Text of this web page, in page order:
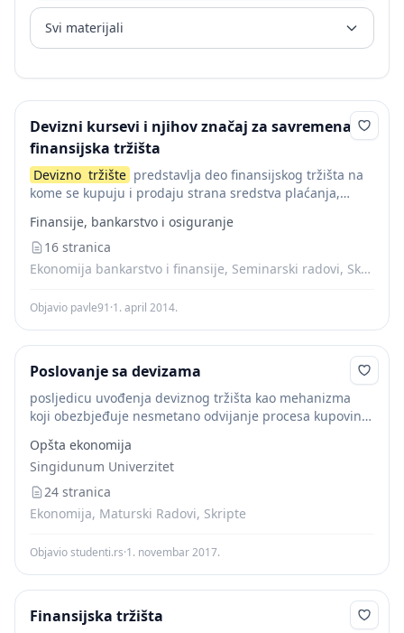
Svi materijali
Devizni kursevi i njihov značaj za savremena
finansijska tržišta
Devizno tržište predstavlja deo finansijskog tržišta na
kome se kupuju i prodaju strana sredstva plaćanja,
okviru intervencionističkih tačaka i upravlja deviznim
nacionalnim...
Finansije, bankarstvo i osiguranje
16 stranica
Ekonomija bankarstvo i finansije, Seminarski radovi, Skripte
Objavio pavle91·1. april 2014.
Poslovanje sa devizama
posljedicu uvođenja deviznog tržišta kao mehanizma
koji obezbjeđuje nesmetano odvijanje procesa kupovine
tržište na kojem se 2 Alijagić M. : Monetarne finansije...
Opšta ekonomija
Singidunum Univerzitet
24 stranica
Ekonomija, Maturski Radovi, Skripte
Objavio studenti.rs·1. novembar 2017.
Finansijska tržišta